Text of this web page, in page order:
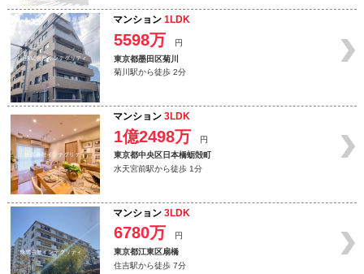
マンション 1LDK
5598万
円
東京都墨田区菊川
菊川駅から徒歩 2分
マンション 3LDK
1億2498万
円
東京都中央区日本橋蛎殻町
水天宮前駅から徒歩 1分
マンション 3LDK
6780万
円
東京都江東区扇橋
住吉駅から徒歩 7分